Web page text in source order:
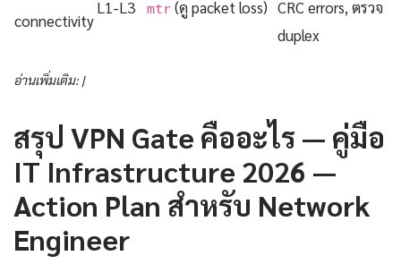
connectivity
L1-L3 mtr (ดู packet loss) CRC errors, ตรวจ
duplex
อ่านเพิ่มเติม: |
สรุป VPN Gate คืออะไร — คู่มือ
IT Infrastructure 2026 —
Action Plan สำหรับ Network
Engineer